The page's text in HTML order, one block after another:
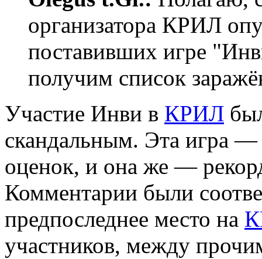
организатора КРИЛ
поставивших игре
получим список
Участие Инви в КРИЛ
скандальным. Эта игра —
оценок, и она же —
Комментарии были
предпоследнее место на
участников, между